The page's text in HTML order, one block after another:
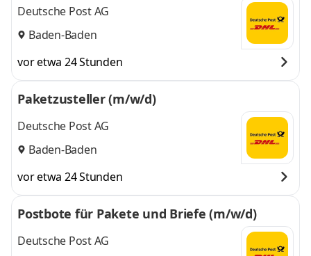
Deutsche Post AG
Baden-Baden
vor etwa 24 Stunden
Paketzusteller (m/w/d)
Deutsche Post AG
Baden-Baden
vor etwa 24 Stunden
Postbote für Pakete und Briefe (m/w/d)
Deutsche Post AG